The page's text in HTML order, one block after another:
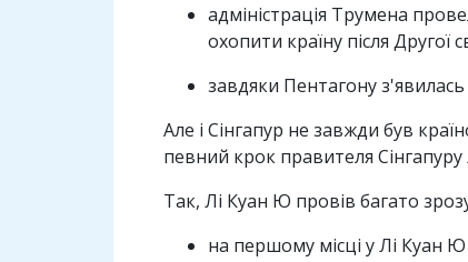
адміністрація Трумена
охопити країну після Другої
завдяки Пентагону
Але і Сінгапур не завжди був
певний крок правителя
Так, Лі Куан Ю провів багато
на першому місці у Лі Куан